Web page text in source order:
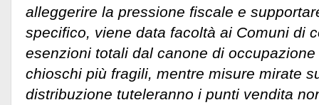
alleggerire la pressione fiscale e
specifico, viene data facoltà ai Comuni di
esenzioni totali dal canone di
chioschi più fragili, mentre misure mirate
distribuzione tuteleranno i punti vendita